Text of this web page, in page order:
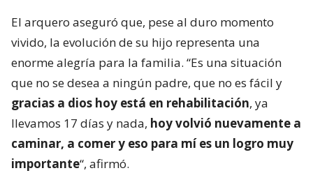
El arquero aseguró que, pese al duro momento
vivido, la evolución de su hijo representa una
enorme alegría para la familia. “Es una situación
que no se desea a ningún padre, que no es fácil y
gracias a dios hoy está en rehabilitación, ya
llevamos 17 días y nada, hoy volvió nuevamente a
caminar, a comer y eso para mí es un logro muy
importante“, afirmó.